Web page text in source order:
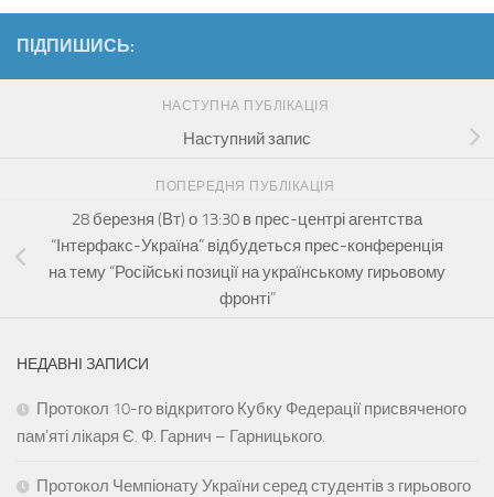
ПІДПИШИСЬ:
НАСТУПНА ПУБЛІКАЦІЯ
Наступний запис
ПОПЕРЕДНЯ ПУБЛІКАЦІЯ
28 березня (Вт) о 13:30 в прес-центрі агентства
“Інтерфакс-Україна” відбудеться прес-конференція
на тему “Російські позиції на українському гирьовому
фронті”
НЕДАВНІ ЗАПИСИ
Протокол 10-го відкритого Кубку Федерації присвяченого
памʼяті лікаря Є. Ф. Гарнич – Гарницького.
Протокол Чемпіонату України серед студентів з гирьового